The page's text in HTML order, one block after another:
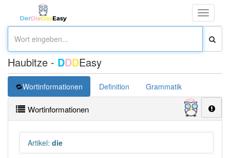
Toggle
Haubitze - DDDEasy
Wortinformationen Definition Grammatik
Wortinformationen
Artikel: die